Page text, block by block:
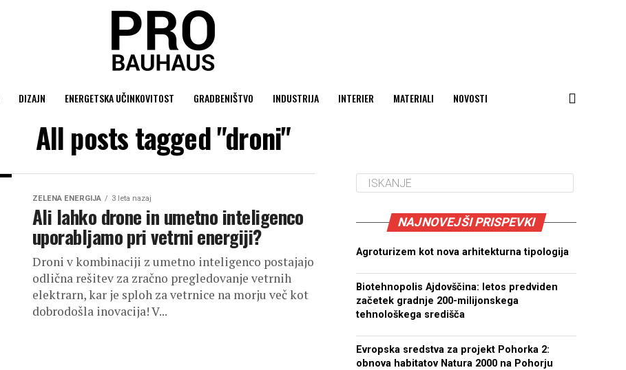
DIZAJN ENERGETSKA UČINKOVITOST GRADBENIŠTVO INDUSTRIJA INTERIER MATERIALI NOVOSTI
All posts tagged "droni"
ZELENA ENERGIJA 3 leta nazaj
Ali lahko drone in umetno inteligenco
uporabljamo pri vetrni energiji?
Droni v kombinaciji z umetno inteligenco postajajo
odlična rešitev za zračno pregledovanje vetrnih
elektrarn, kar je sploh za vetrnice na morju več kot
dobrodošla inovacija! V...
NAJNOVEJŠI PRISPEVKI
Agroturizem kot nova arhitekturna tipologija
Biotehnopolis Ajdovščina: letos predviden
začetek gradnje 200-milijonskega
tehnološkega središča
Evropska sredstva za projekt Pohorka 2:
obnova habitatov Natura 2000 na Pohorju